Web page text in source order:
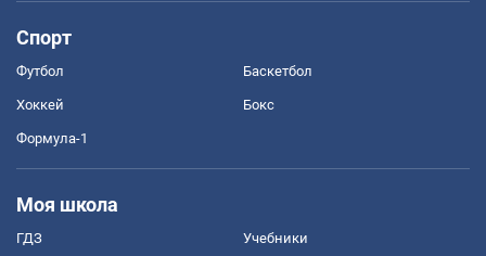
Спорт
Футбол Баскетбол
Хоккей Бокс
Формула-1
Моя школа
ГДЗ Учебники